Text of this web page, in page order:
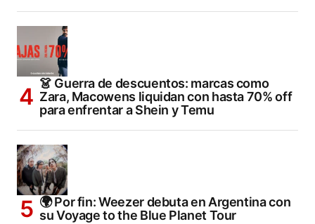
👗 Guerra de descuentos: marcas como
Zara, Macowens liquidan con hasta 70% off
para enfrentar a Shein y Temu
🌍 Por fin: Weezer debuta en Argentina con
su Voyage to the Blue Planet Tour